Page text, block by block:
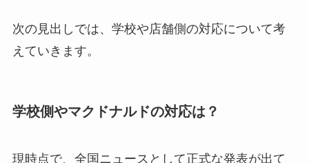
次の見出しでは、学校や店舗側の対応について考
えていきます。
学校側やマクドナルドの対応は？
現時点で、全国ニュースとして正式な発表が出て